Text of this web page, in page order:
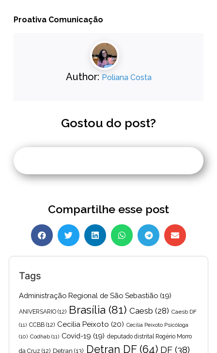
Proativa Comunicação
Author: Poliana Costa
Gostou do post?
Compartilhe esse post
Tags
Administração Regional de São Sebastião (19)
ANIVERSARIO (12) Brasília (81) Caesb (28) Caesb DF
(11) CCBB (12) Cecilia Peixoto (20) Cecília Peixoto Psicóloga
(10) Codhab (11) Covid-19 (19) deputado distrital Rogério Morro
da Cruz (12) Detran (13) Detran DF(64) DF (38)